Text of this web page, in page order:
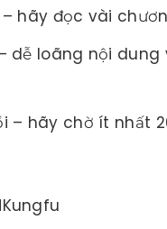
hãy đọc vài
dễ loãng nội
– hãy chờ ít nhất